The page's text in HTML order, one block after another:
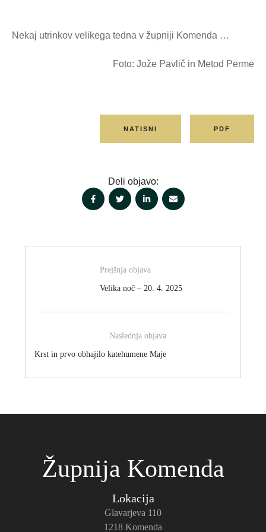
Nekaj utrinkov velikega tedna v župniji Komenda …
Foto: Jože Pavlič in Metod Perme
NATISNI PDF
Deli objavo:
Prejšnja objava
Velika noč – 20. 4. 2025
Naslednja objava
Krst in prvo obhajilo katehumene Maje
Župnija Komenda
Lokacija
Glavarjeva 110
1218 Komenda